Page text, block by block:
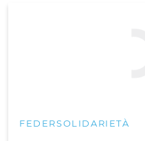
FEDERSOLIDARIETÀ